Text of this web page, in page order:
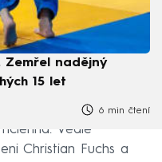
Zemřel nadějný
15 let
6 min čtení
Vedle
Christian Fuchs a